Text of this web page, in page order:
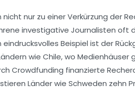
nicht nur zu einer Verkürzung der
investigative Journalisten oft
eindrucksvolles Beispiel ist der
wie Chile, wo Medienhäuser
Crowdfunding finanzierte
Länder wie Schweden zehn